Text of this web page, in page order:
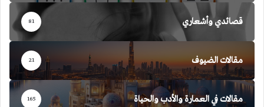
قصائدي وأشعاري 81
مقالات الضيوف 21
مقالات في العمارة والأدب والحياة 165